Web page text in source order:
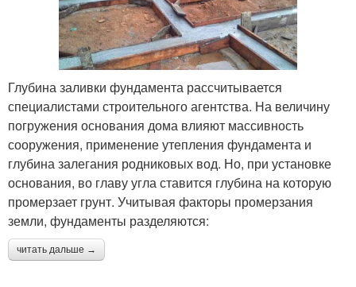
Глубина заливки фундамента рассчитывается
специалистами строительного агентства. На величину
погружения основания дома влияют массивность
сооружения, применение утепления фундамента и
глубина залегания родниковых вод. Но, при установке
основания, во главу угла ставится глубина на которую
промерзает грунт. Учитывая факторы промерзания
земли, фундаменты разделяются:
читать дальше →